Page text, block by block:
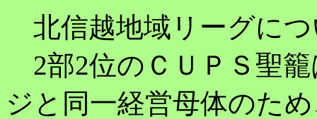
北信越地域リーグに
2部2位のＣＵＰＳ聖籠
ジと同一経営母体のた